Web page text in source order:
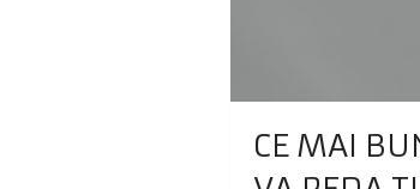
CE MAI